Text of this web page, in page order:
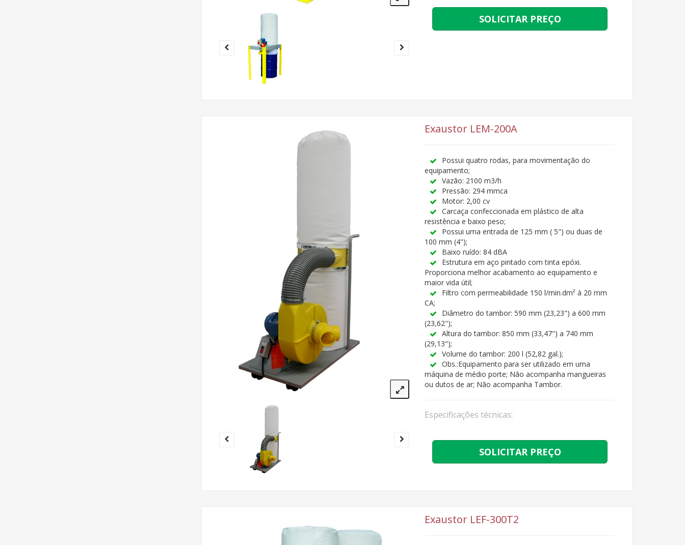
SOLICITAR PREÇO
Exaustor LEM-200A
Possui quatro rodas, para movimentação do
equipamento;
Vazão: 2100 m3/h
Pressão: 294 mmca
Motor: 2,00 cv
Carcaça confeccionada em plástico de alta
resistência e baixo peso;
Possui uma entrada de 125 mm ( 5") ou duas de
100 mm (4");
Baixo ruído: 84 dBA
Estrutura em aço pintado com tinta epóxi.
Proporciona melhor acabamento ao equipamento e
maior vida útil;
Filtro com permeabilidade 150 l/min.dm² à 20 mm
CA;
Diâmetro do tambor: 590 mm (23,23") a 600 mm
(23,62");
Altura do tambor: 850 mm (33,47") a 740 mm
(29,13");
Volume do tambor: 200 l (52,82 gal.);
Obs.:Equipamento para ser utilizado em uma
máquina de médio porte; Não acompanha mangueiras
ou dutos de ar; Não acompanha Tambor.
Especificações técnicas:
SOLICITAR PREÇO
Exaustor LEF-300T2